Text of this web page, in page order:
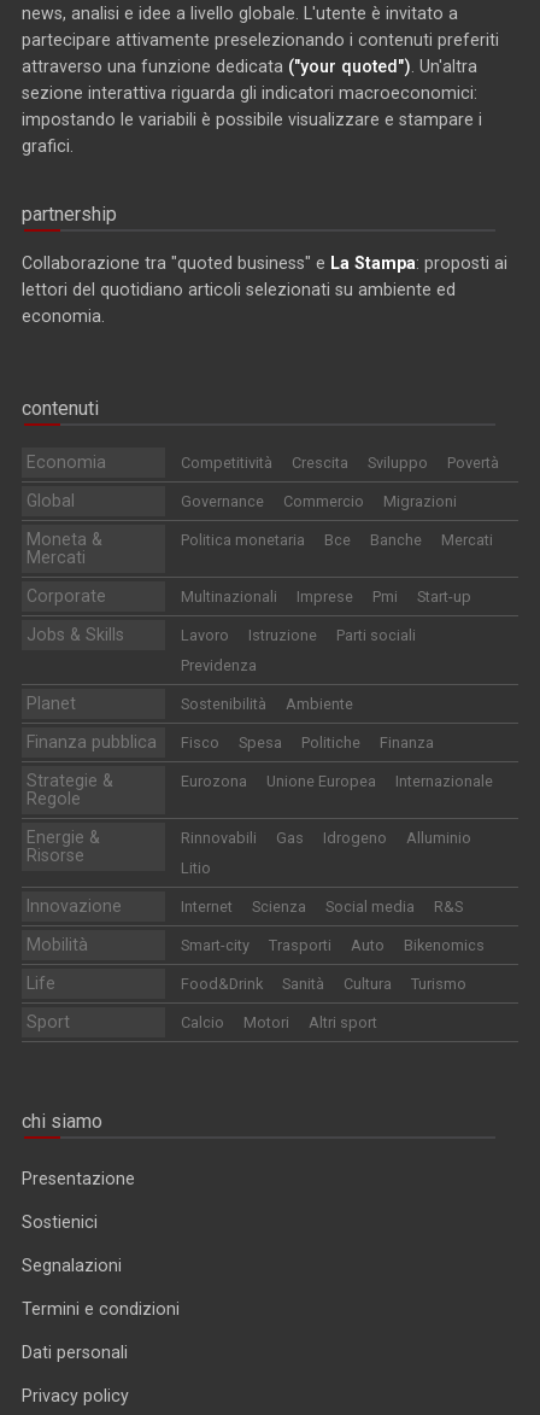
news, analisi e idee a livello globale. L'utente è invitato a
partecipare attivamente preselezionando i contenuti preferiti
attraverso una funzione dedicata ("your quoted") . Un'altra
sezione interattiva riguarda gli indicatori macroeconomici:
impostando le variabili è possibile visualizzare e stampare i
grafici.
partnership
Collaborazione tra "quoted business" e La Stampa: proposti ai
lettori del quotidiano articoli selezionati su ambiente ed
economia.
contenuti
Economia Competitività Crescita Sviluppo Povertà
Global Governance Commercio Migrazioni
Moneta &
Mercati
Politica monetaria Bce Banche Mercati
Corporate Multinazionali Imprese Pmi Start-up
Jobs & Skills Lavoro Istruzione
Parti sociali
Previdenza
Planet Sostenibilità Ambiente
Finanza pubblica Fisco Spesa Politiche Finanza
Strategie &
Regole
Eurozona Unione Europea Internazionale
Energie &
Risorse
Rinnovabili Gas Idrogeno
Alluminio
Litio
Innovazione Internet Scienza Social media R&S
Mobilità Smart-city Trasporti Auto Bikenomics
Life Food&Drink Sanità Cultura Turismo
Sport Calcio Motori Altri sport
chi siamo
Presentazione
Sostienici
Segnalazioni
Termini e condizioni
Dati personali
Privacy policy